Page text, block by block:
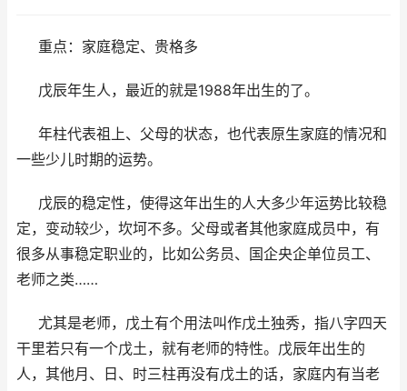
重点：家庭稳定、贵格多
戊辰年生人，最近的就是1988年出生的了。
年柱代表祖上、父母的状态，也代表原生家庭的情况和
一些少儿时期的运势。
戊辰的稳定性，使得这年出生的人大多少年运势比较稳
定，变动较少，坎坷不多。父母或者其他家庭成员中，有
很多从事稳定职业的，比如公务员、国企央企单位员工、
老师之类……
尤其是老师，戊土有个用法叫作戊土独秀，指八字四天
干里若只有一个戊土，就有老师的特性。戊辰年出生的
人，其他月、日、时三柱再没有戊土的话，家庭内有当老